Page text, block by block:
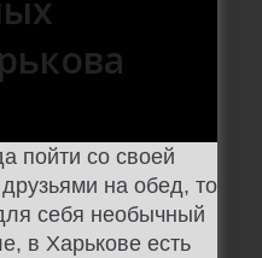
пойти со своей
на обед, то
себя необычный
в Харькове есть